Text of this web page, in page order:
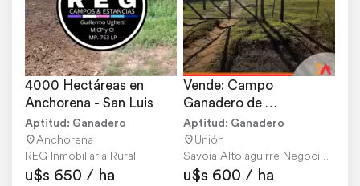
4000 Hectáreas en
Anchorena - San Luis
Aptitud: Ganadero
Anchorena
REG Inmobiliaria Rural
u$s 650 / ha
Vende: Campo
Ganadero de
3.911hectáreas en Unión,
San Luis
Aptitud: Ganadero
Unión
Savoia Altolaguirre Negocios Inmobiliarios
u$s 600 / ha